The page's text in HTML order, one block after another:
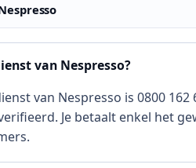
van Nespresso?
van Nespresso is 0800 162
Je betaalt enkel het